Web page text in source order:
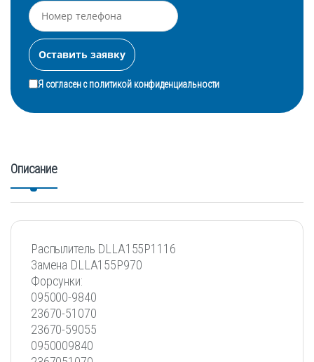
Я согласен сполитикой конфиденциальности
Описание
Распылитель DLLA155P1116
Замена DLLA155P970
Форсунки:
095000-9840
23670-51070
23670-59055
0950009840